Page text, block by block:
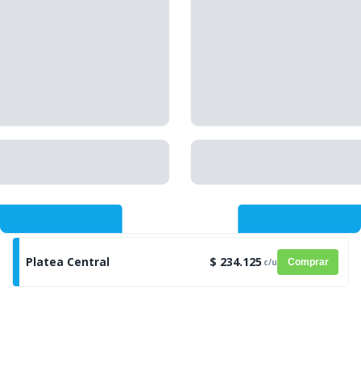
Platea Central $ 234.125 c/u Comprar